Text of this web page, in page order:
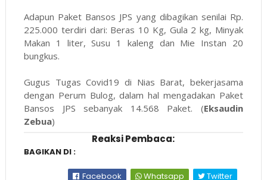
Adapun Paket Bansos JPS yang dibagikan senilai Rp.
225.000 terdiri dari: Beras 10 Kg, Gula 2 kg, Minyak
Makan 1 liter, Susu 1 kaleng dan Mie Instan 20
bungkus.
Gugus Tugas Covid19 di Nias Barat, bekerjasama
dengan Perum Bulog, dalam hal mengadakan Paket
Bansos JPS sebanyak 14.568 Paket. (Eksaudin
Zebua)
Reaksi Pembaca:
BAGIKAN DI :
Facebook Whatsapp
Twitter